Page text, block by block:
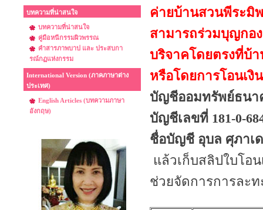
บทความที่น่าสนใจ
บทความที่น่าสนใจ
คู่มือหนีกรรมผิวพรรณ
คำสารภาพบาป และ ประสบกา
รณ์กฏแห่งกรรม
International Version (ภาคภาษาต่าง
ประเทศ)
English Articles (บทความภาษา
อังกฤษ)
ค่ายบ้านสวนพีระมิ
สามารถร่วมบุญกอ
บริจาคโดยตรงที่บ้
หรือโดยการโอนเ
บัญชีออมทรัพย์ธนา
บัญชีเลขที่ 181-0-
ชื่อบัญชี อุบล ศุภา
แล้วเก็บสลิปใบโอ
ช่วยจัดการการละ